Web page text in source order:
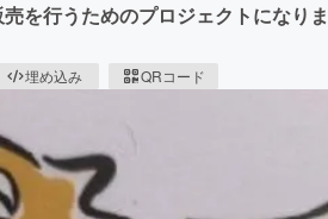
を行うためのプロジェクトになりま
埋め込み QRコード